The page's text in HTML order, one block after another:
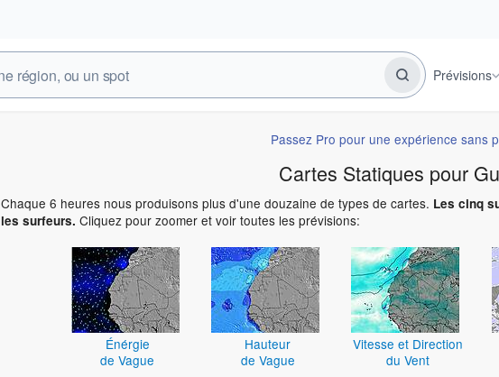
Prévisions
Passez Pro pour une expérience sans
Cartes Statiques pour
Chaque 6 heures nous produisons plus d'une douzaine de types de cartes. Les cinq
les surfeurs. Cliquez pour zoomer et voir toutes les prévisions:
Énérgie
de Vague
Hauteur
de Vague
Vitesse et Direction
du Vent